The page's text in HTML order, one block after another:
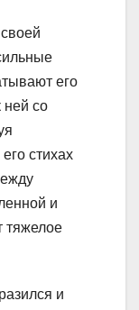
его
ней со
стихах
и
тяжелое
и